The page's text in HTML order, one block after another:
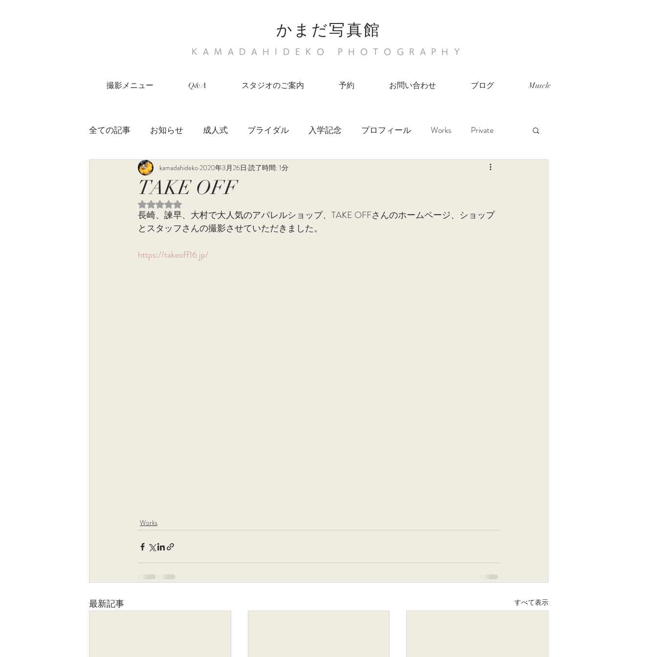
かまだ写真館
KAMADAHIDEKO PHOTOGRAPHY
撮影メニュー Q&A スタジオのご案内 予約 お問い合わせ ブログ Muscle
全ての記事 お知らせ 成人式 ブライダル 入学記念 プロフィール Works Private
家族写真 お宮参り Life
TAKE OFF
kamadahideko 2020年3月26日 読了時間: 1分
5つ星のうちNaNと評価されています。
長崎、諫早、大村で大人気のアパレルショップ、TAKE OFFさんのホームページ、ショップ
とスタッフさんの撮影させていただきました。
https://takeoff16.jp/
Works
最新記事 すべて表示